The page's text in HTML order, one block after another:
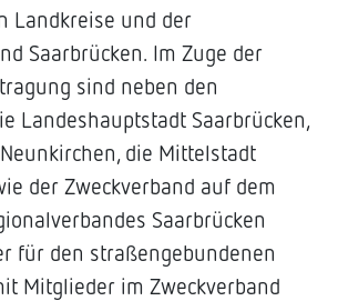
Landkreise und der
Saarbrücken. Im Zuge der
sind neben den
Landeshauptstadt Saarbrücken,
die Mittelstadt
der Zweckverband auf dem
Saarbrücken
für den straßengebundenen
Mitglieder im Zweckverband